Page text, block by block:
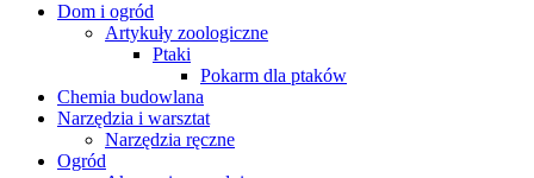
Dom i ogród
Artykuły zoologiczne
Ptaki
Pokarm dla ptaków
Chemia budowlana
Narzędzia i warsztat
Narzędzia ręczne
Ogród